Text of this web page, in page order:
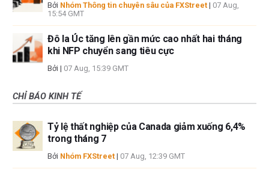
Bởi Nhóm Thông tin chuyên sâu của FXStreet | 07 Aug,
15:54 GMT
Đô la Úc tăng lên gần mức cao nhất hai tháng
khi NFP chuyển sang tiêu cực
Bởi | 07 Aug, 15:39 GMT
CHỈ BÁO KINH TẾ
Tỷ lệ thất nghiệp của Canada giảm xuống 6,4%
trong tháng 7
Bởi Nhóm FXStreet | 07 Aug, 12:39 GMT